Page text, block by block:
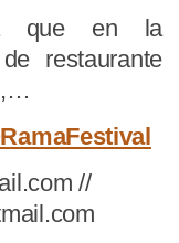
que en la
restaurante
//